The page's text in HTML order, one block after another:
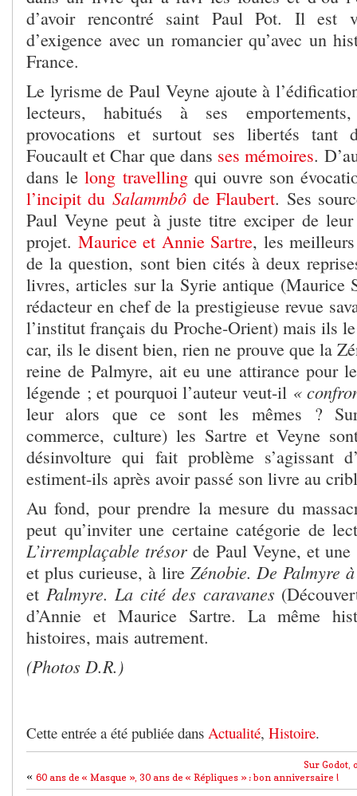
d’avoir rencontré saint Paul Pot. Il est
d’exigence avec un romancier qu’avec un
France.
Le lyrisme de Paul Veyne ajoute à
lecteurs, habitués à ses
provocations et surtout ses libertés tant
Foucault et Char que dans ses mémoires.
dans lelong travellingqui ouvre son
l’incipit du Salammbô de Flaubert. Ses
Paul Veyne peut à juste titre exciper de
projet. Maurice et Annie Sartre, les
de la question, sont bien cités à deux
livres, articles sur la Syrie antique (Maurice
rédacteur en chef de la prestigieuse revue
l’institut français du Proche-Orient) mais ils
car, ils le disent bien, rien ne prouve que la
reine de Palmyre, ait eu une attirance pour
légende ; et pourquoi l’auteur veut-il «
leur alors que ce sont les mêmes ?
commerce, culture) les Sartre et Veyne
désinvolture qui fait problème s’agissant
estiment-ils après avoir passé son livre au
Au fond, pour prendre la mesure du
peut qu’inviter une certaine catégorie de
L’irremplaçable trésor de Paul Veyne, et
et plus curieuse, à lire Zénobie. De Palmyre
et Palmyre. La cité des caravanes
d’Annie et Maurice Sartre. La même
histoires, mais autrement.
(Photos D.R.)
Cette entrée a été publiée dans Actualité, Histoire.
Sur Godot,
« 60 ans de « Masque », 30 ans de « Répliques » : bon anniversaire !